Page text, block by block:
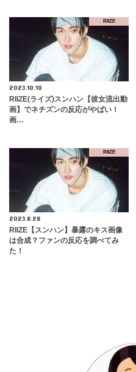
RIIZE
2023.10.10
RIIZE(ライズ)スンハン【彼女流出動
画】でネチズンの反応がやばい！
画…
RIIZE
2023.8.28
RIIZE【スンハン】暴露のキス画像
は合成？ファンの反応を調べてみ
た！